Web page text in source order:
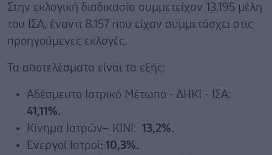
Στην εκλογική διαδικασία συμμετείχαν 13.195 μέλη
του ΙΣΑ, έναντι 8.157 που είχαν συμμετάσχει στις
προηγούμενες εκλογές.
Τα αποτελέσματα είναι τα εξής:
Αδέσμευτο Ιατρικό Μέτωπο - ΔΗΚΙ - ΙΣΑ:
41,11%.
Κίνημα Ιατρών– ΚΙΝΙ: 13,2%.
Ενεργοί Ιατροί: 10,3%.